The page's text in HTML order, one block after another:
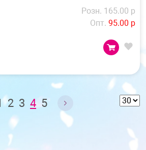
Розн. 165.00 р
Опт. 95.00 р
2 3 4 5